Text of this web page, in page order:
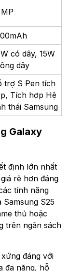
có dây, 15W
dây
trợ S Pen tích
Tích hợp Hệ
thái Samsung
Galaxy
định lớn nhất
rẻ hơn đáng
tính năng
S25
thủ hoặc
trên ngân sách
đáng với
đa năng, hỗ